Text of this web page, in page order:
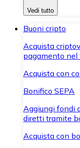
Vedi tutto
Buoni cripto
Acquista
pagamento nel
Acquista con
Bonifico SEPA
Aggiungi fondi
diretti tramite
Acquista con